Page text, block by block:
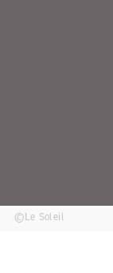
©Le Soleil